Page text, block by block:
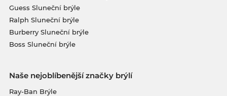
Guess Sluneční brýle
Ralph Sluneční brýle
Burberry Sluneční brýle
Boss Sluneční brýle
Naše nejoblíbenější značky brýlí
Ray-Ban Brýle